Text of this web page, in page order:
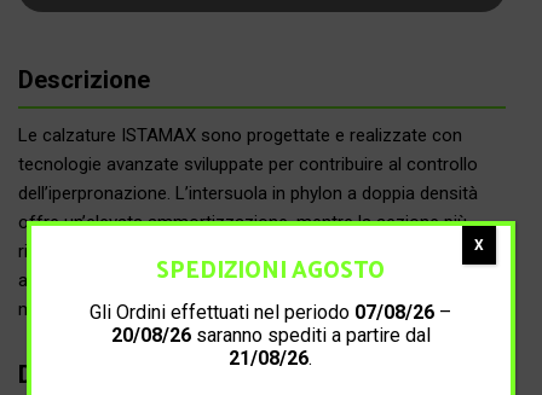
Descrizione
Le calzature ISTAMAX sono progettate e realizzate con
tecnologie avanzate sviluppate per contribuire al controllo
dell’iperpronazione. L’intersuola in phylon a doppia densità
offre un’elevata ammortizzazione, mentre la sezione più
rigida nella zona centrale interna, in sinergia con l’inserto
antitorsione e con il contrafforte rinforzato, forniscono
maggiore stabilità limitando l’eccessiva pronazione.
Dettagli prodotto
SPEDIZIONI AGOSTO
Gli Ordini effettuati nel periodo 07/08/26 –
20/08/26saranno spediti a partire dal
21/08/26.
X